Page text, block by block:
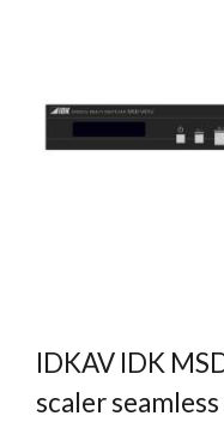
IDKAV IDK
scaler